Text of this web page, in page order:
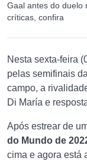
Gaal antes do duelo
críticas, confira
Nesta sexta-feira
pelas semifinais da
campo, a
Di María e
Após estrear de
do Mundo de
cima e agora está